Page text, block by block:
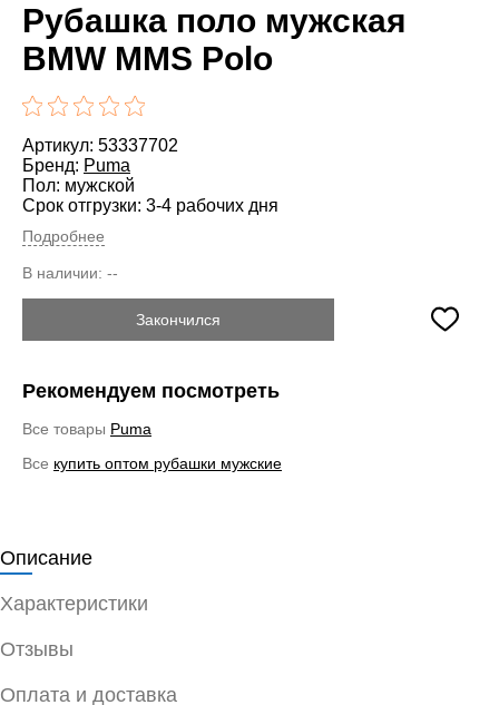
Рубашка поло мужская
BMW MMS Polo
Артикул: 53337702
Бренд: Puma
Пол: мужской
Срок отгрузки: 3-4 рабочих дня
Подробнее
В наличии: --
Закончился
Рекомендуем посмотреть
Все товары Puma
Все купить оптом рубашки мужские
Описание
Характеристики
Отзывы
Оплата и доставка